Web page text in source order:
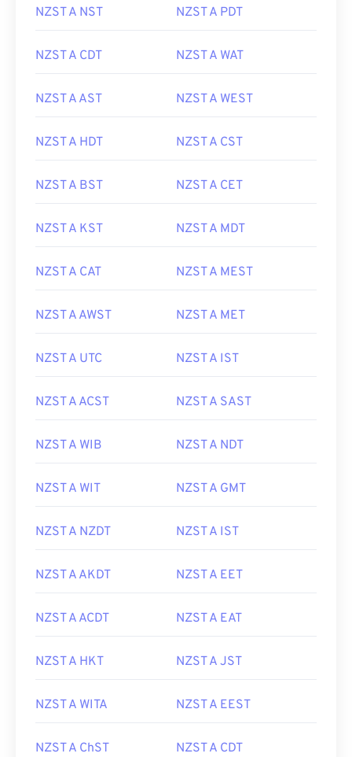
NZST A NST NZST A PDT
NZST A CDT NZST A WAT
NZST A AST NZST A WEST
NZST A HDT NZST A CST
NZST A BST NZST A CET
NZST A KST NZST A MDT
NZST A CAT NZST A MEST
NZST A AWST NZST A MET
NZST A UTC NZST A IST
NZST A ACST NZST A SAST
NZST A WIB NZST A NDT
NZST A WIT NZST A GMT
NZST A NZDT NZST A IST
NZST A AKDT NZST A EET
NZST A ACDT NZST A EAT
NZST A HKT NZST A JST
NZST A WITA NZST A EEST
NZST A ChST NZST A CDT